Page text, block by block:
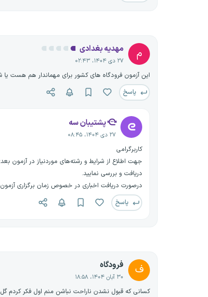
م مهدیه بغدادی
۲۷ دی ۱۴۰۴، ۰۲:۴۳
این آزمون فرودگاه های کشور برای مهماندار هم هست
پاسخ
پشتیبان سه
۲۷ دی ۱۴۰۴، ۰۸:۴۵
کاربرگرامی
جهت اطلاع از شرایط و رشته‌های موردنیاز در آزمون
دریافت و بررسی نمایید.
درصورت دریافت اخباری در خصوص زمان برگزاری
پاسخ
ف فرودگاه
۳۰ آبان ۱۴۰۴، ۱۸:۵۸
کسانی که قبول نشدن ناراحت نباشن منم اول فکر کردم